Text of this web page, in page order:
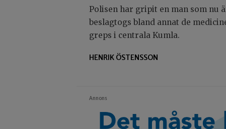
Polisen har gripit en man som nu
beslagtogs bland annat de
greps i centrala Kumla.
HENRIK ÖSTENSSON
Annons